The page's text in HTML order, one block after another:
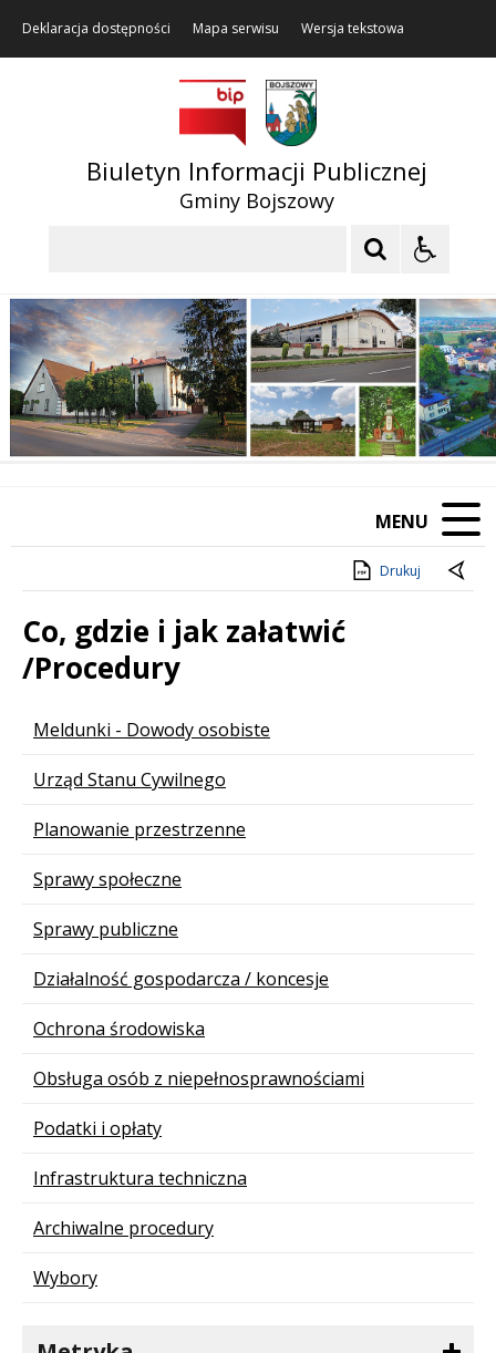
Deklaracja dostępności Mapa serwisu Wersja tekstowa
Biuletyn Informacji Publicznej
Gminy Bojszowy
MENU
Drukuj
Co, gdzie i jak załatwić
/Procedury
Lista stron
Meldunki - Dowody osobiste
Urząd Stanu Cywilnego
Planowanie przestrzenne
Sprawy społeczne
Sprawy publiczne
Działalność gospodarcza / koncesje
Ochrona środowiska
Obsługa osób z niepełnosprawnościami
Podatki i opłaty
Infrastruktura techniczna
Archiwalne procedury
Wybory